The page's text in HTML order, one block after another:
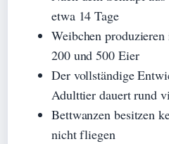
etwa 14 Tage
Weibchen
200 und 500 Eier
Der vollständige
Adulttier dauert rund
Bettwanzen besitzen
nicht fliegen